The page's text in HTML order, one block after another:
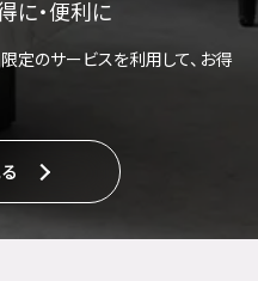
に・便利に
定のサービスを利用して、お得